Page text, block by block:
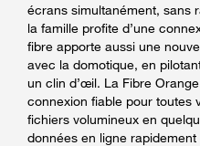
écrans simultanément, sans
la famille profite d’une
fibre apporte aussi une
avec la domotique, en
un clin d’œil. La Fibre
connexion fiable pour toutes
fichiers volumineux en
données en ligne